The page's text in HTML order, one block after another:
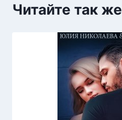
Читайте так же